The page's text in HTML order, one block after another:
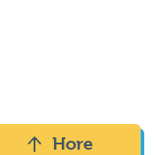
Hore